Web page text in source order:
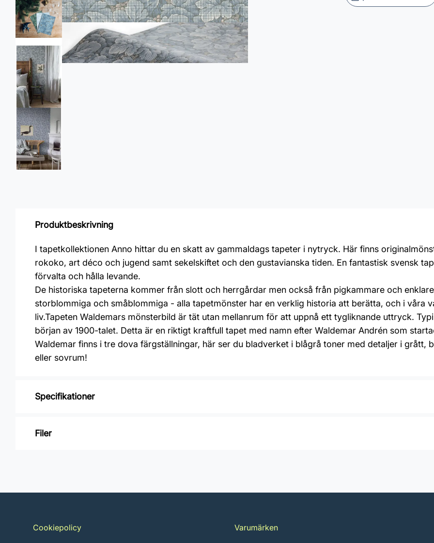
Produktbeskrivning
I tapetkollektionen Anno hittar du en skatt av gammaldags tapeter i nytryck. Här finns
rokoko, art déco och jugend samt sekelskiftet och den gustavianska tiden. En fantastisk svensk
förvalta och hålla levande.
De historiska tapeterna kommer från slott och herrgårdar men också från pigkammare och
storblommiga och småblommiga - alla tapetmönster har en verklig historia att berätta, och i våra
liv.Tapeten Waldemars mönsterbild är tät utan mellanrum för att uppnå ett tygliknande uttryck.
början av 1900-talet. Detta är en riktigt kraftfull tapet med namn efter Waldemar Andrén som
Waldemar finns i tre dova färgställningar, här ser du bladverket i blågrå toner med detaljer i grått,
eller sovrum!
Specifikationer
Varumärke: Boråstapeter
Mönsterrepetition: 32 cm
Filer
Cookiepolicy Varumärken